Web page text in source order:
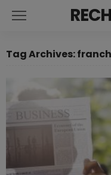
Tag Archives: